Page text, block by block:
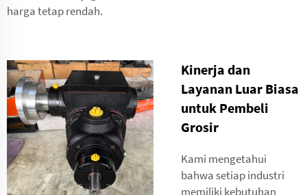
harga tetap rendah.
Kinerja dan
Layanan Luar Biasa
untuk Pembeli
Grosir
Kami mengetahui
bahwa setiap industri
memiliki kebutuhan